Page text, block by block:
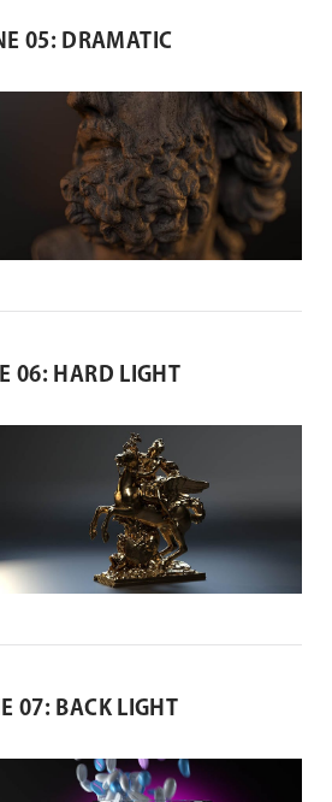
05: DRAMATIC
06: HARD LIGHT
07: BACK LIGHT